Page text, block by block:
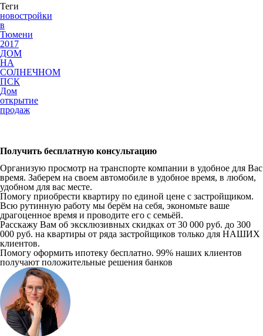
Теги
новостройки
в
Тюмени
2017
ДОМ
НА
СОЛНЕЧНОМ
ПСК
Дом
открытие
продаж
Получить бесплатную консультацию
Организую просмотр на транспорте компании в удобное для Вас
время. Заберем на своем автомобиле в удобное время, в любом,
удобном для вас месте.
Помогу приобрести квартиру по единой цене с застройщиком.
Всю рутинную работу мы берём на себя, экономьте ваше
драгоценное время и проводите его с семьёй.
Расскажу Вам об эксклюзивных скидках от 30 000 руб. до 300
000 руб. на квартиры от ряда застройщиков только для НАШИХ
клиентов.
Помогу оформить ипотеку бесплатно. 99% наших клиентов
получают положительные решения банков